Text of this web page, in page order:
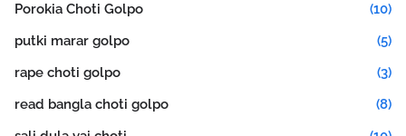
Porokia Choti Golpo
(10)
putki marar golpo
(5)
rape choti golpo
(3)
read bangla choti golpo
(8)